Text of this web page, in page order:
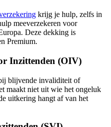
krijg je hulp, zelfs in
meeverzekeren voor
Deze dekking is
Premium.
Inzittenden (OIV)
blijvende invaliditeit of
maakt niet uit wie het ongeluk
uitkering hangt af van het